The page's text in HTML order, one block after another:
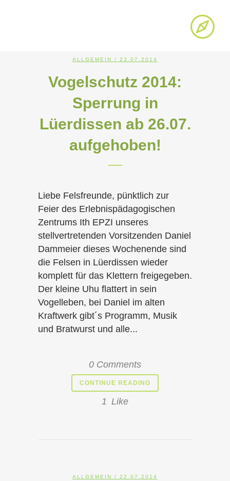
ALLGEMEIN / 23.07.2014
Vogelschutz 2014:
Sperrung in
Lüerdissen ab 26.07.
aufgehoben!
Liebe Felsfreunde, pünktlich zur
Feier des Erlebnispädagogischen
Zentrums Ith EPZI unseres
stellvertretenden Vorsitzenden Daniel
Dammeier dieses Wochenende sind
die Felsen in Lüerdissen wieder
komplett für das Klettern freigegeben.
Der kleine Uhu flattert in sein
Vogelleben, bei Daniel im alten
Kraftwerk gibt´s Programm, Musik
und Bratwurst und alle...
0 Comments
CONTINUE READING
1 Like
ALLGEMEIN / 22.07.2014